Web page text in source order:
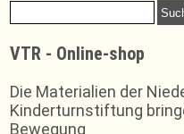
Suchen
nach:
VTR - Online-shop
Die Materialien der
Kinderturnstiftung
Bewegung